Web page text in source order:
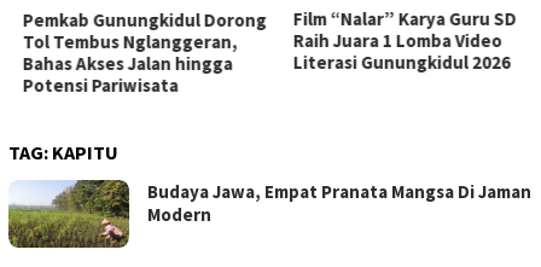
Pemkab Gunungkidul Dorong
Tol Tembus Nglanggeran,
Bahas Akses Jalan hingga
Potensi Pariwisata
Film “Nalar” Karya Guru SD
Raih Juara 1 Lomba Video
Literasi Gunungkidul 2026
TAG: KAPITU
Budaya Jawa, Empat Pranata Mangsa Di Jaman
Modern